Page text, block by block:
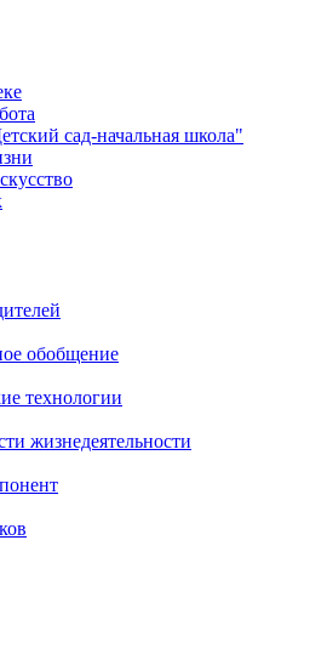
сад-начальная школа"
обобщение
технологии
жизнедеятельности